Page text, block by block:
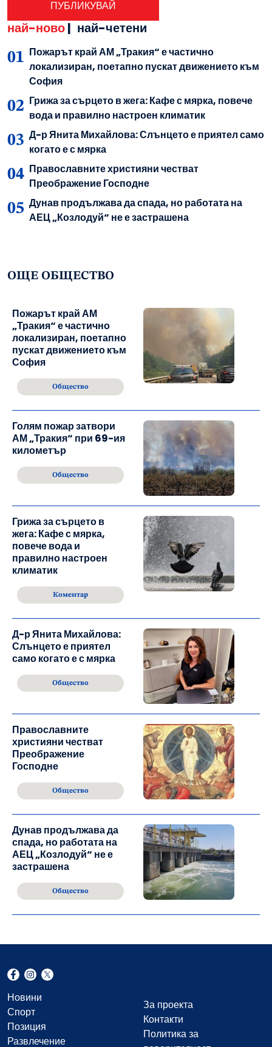
най-ново| най-четени
Пожарът край АМ „Тракия“ е частично
локализиран, поетапно пускат движението към
София
Грижа за сърцето в жега: Кафе с мярка, повече
вода и правилно настроен климатик
Д-р Янита Михайлова: Слънцето е приятел само
когато е с мярка
Православните християни честват
Преображение Господне
Дунав продължава да спада, но работата на
АЕЦ „Козлодуй“ не е застрашена
ОЩЕ ОБЩЕСТВО
Пожарът край АМ
„Тракия“ е частично
локализиран, поетапно
пускат движението към
София
Общество
Голям пожар затвори
АМ „Тракия“ при 69-ия
километър
Общество
Грижа за сърцето в
жега: Кафе с мярка,
повече вода и
правилно настроен
климатик
Коментар
Д-р Янита Михайлова:
Слънцето е приятел
само когато е с мярка
Общество
Православните
християни честват
Преображение
Господне
Общество
Дунав продължава да
спада, но работата на
АЕЦ „Козлодуй“ не е
застрашена
Общество
Новини
Спорт
Позиция
Развлечение
За проекта
Контакти
Политика за